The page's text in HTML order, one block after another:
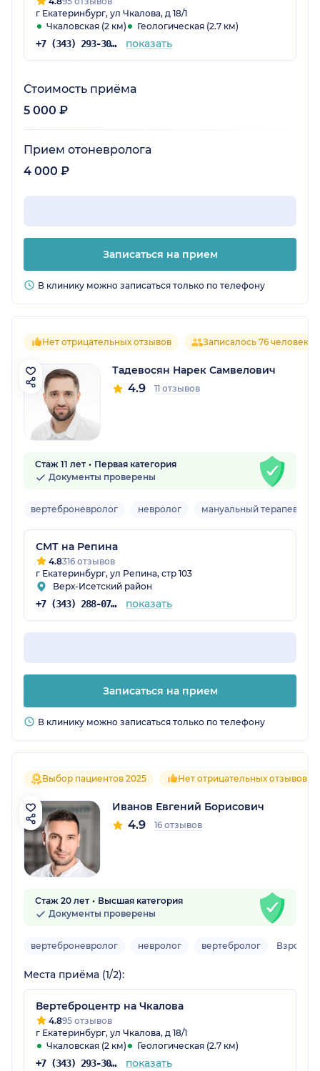
г Екатеринбург, ул Чкалова, д 18/1
Чкаловская (2 км)
Геологическая (2.7 км)
+7 (343) 293-30-54 показать
Стоимость приёма
5 000 ₽
Прием отоневролога
4 000 ₽
Записаться на прием
В клинику можно записаться только по телефону
Нет отрицательных отзывов Записалось 76 человек
Тадевосян Нарек Самвелович
4.9 11 отзывов
Стаж 11 лет
Первая категория
Документы проверены
вертеброневролог невролог мануальный терапевт
СМТ на Репина
4.8316 отзывов
г Екатеринбург, ул Репина, стр 103
Верх-Исетский район
+7 (343) 288-07-54 показать
Записаться на прием
В клинику можно записаться только по телефону
Выбор пациентов 2025 Нет отрицательных отзывов
Иванов Евгений Борисович
4.9 16 отзывов
Стаж 20 лет
Высшая категория
Документы проверены
вертеброневролог невролог вертебролог
Места приёма (1/2):
Вертеброцентр на Чкалова
4.895 отзывов
г Екатеринбург, ул Чкалова, д 18/1
Чкаловская (2 км)
Геологическая (2.7 км)
+7 (343) 293-30-54 показать